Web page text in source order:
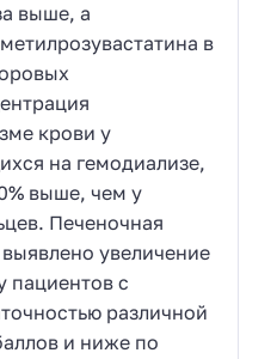
выше, а
в
крови у
на гемодиализе,
выше, чем у
Печеночная
увеличение
пациентов с
различной
и ниже по